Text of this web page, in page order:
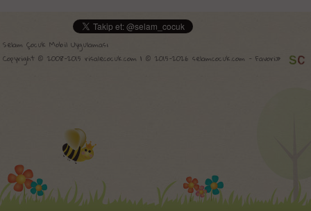
Selam Çocuk Mobil Uygulaması
Copyright © 2008-2015 risalecocuk.com | © 2015-2026 selamcocuk.com - Favori»